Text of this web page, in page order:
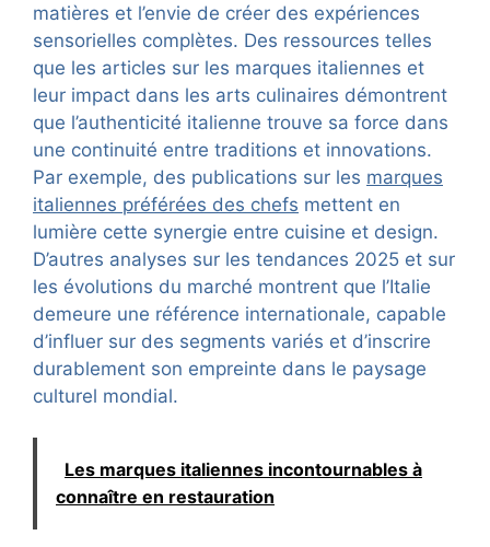
matières et l’envie de créer des expériences
sensorielles complètes. Des ressources telles
que les articles sur les marques italiennes et
leur impact dans les arts culinaires démontrent
que l’authenticité italienne trouve sa force dans
une continuité entre traditions et innovations.
Par exemple, des publications sur les marques
italiennes préférées des chefs mettent en
lumière cette synergie entre cuisine et design.
D’autres analyses sur les tendances 2025 et sur
les évolutions du marché montrent que l’Italie
demeure une référence internationale, capable
d’influer sur des segments variés et d’inscrire
durablement son empreinte dans le paysage
culturel mondial.
Les marques italiennes incontournables à
connaître en restauration